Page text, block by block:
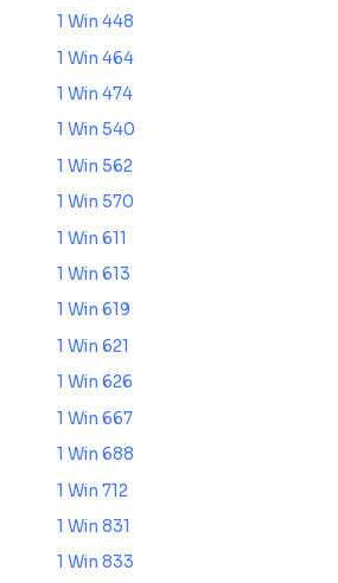
1 Win 448
1 Win 464
1 Win 474
1 Win 540
1 Win 562
1 Win 570
1 Win 611
1 Win 613
1 Win 619
1 Win 621
1 Win 626
1 Win 667
1 Win 688
1 Win 712
1 Win 831
1 Win 833